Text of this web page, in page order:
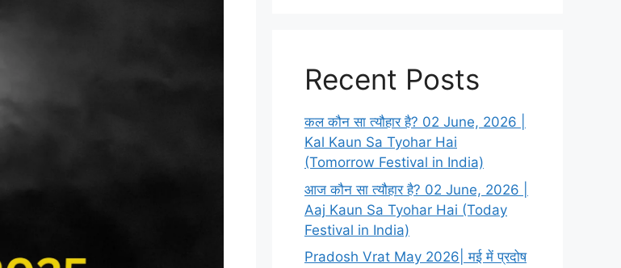
Recent Posts
कल कौन सा त्यौहार है? 02 June, 2026 |
Kal Kaun Sa Tyohar Hai
(Tomorrow Festival in India)
आज कौन सा त्यौहार है? 02 June, 2026 |
Aaj Kaun Sa Tyohar Hai (Today
Festival in India)
Pradosh Vrat May 2026| मई में प्रदोष